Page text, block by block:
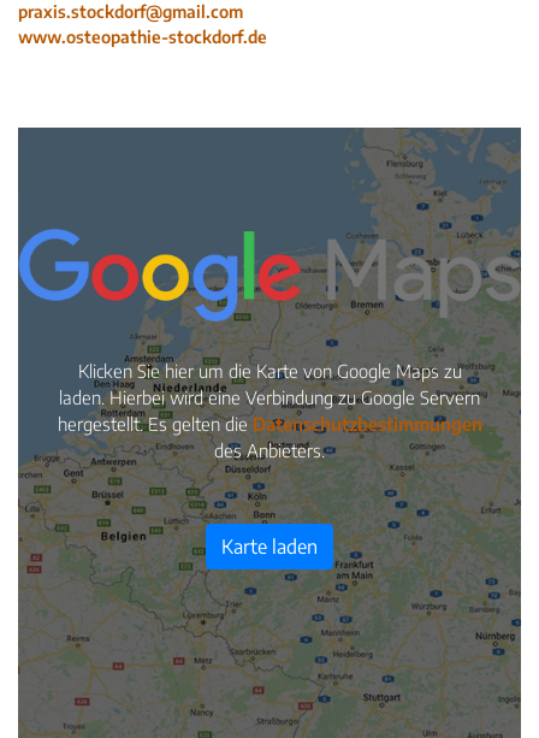
praxis.stockdorf@gmail.com
www.osteopathie-stockdorf.de
Klicken Sie hier um die Karte von Google Maps zu
laden. Hierbei wird eine Verbindung zu Google Servern
hergestellt. Es gelten die Datenschutzbestimmungen
des Anbieters.
Karte laden